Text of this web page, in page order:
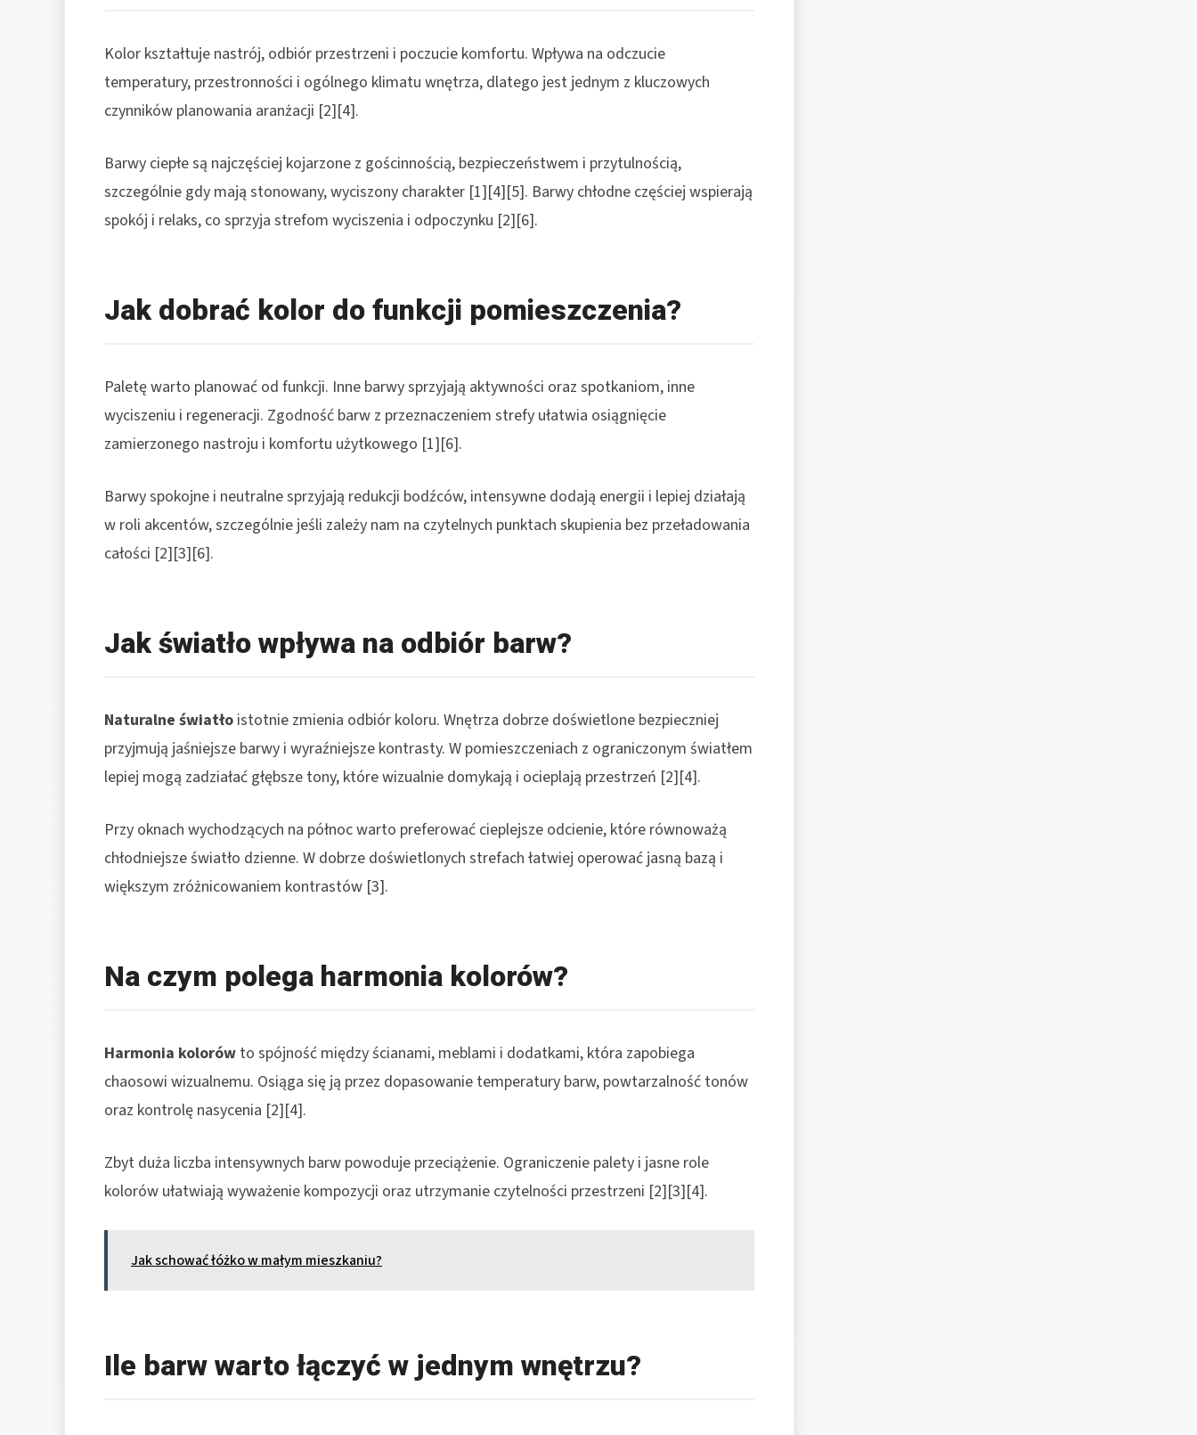
Kolor kształtuje nastrój, odbiór przestrzeni i poczucie komfortu. Wpływa na odczucie
temperatury, przestronności i ogólnego klimatu wnętrza, dlatego jest jednym z kluczowych
czynników planowania aranżacji [2][4].
Barwy ciepłe są najczęściej kojarzone z gościnnością, bezpieczeństwem i przytulnością,
szczególnie gdy mają stonowany, wyciszony charakter [1][4][5]. Barwy chłodne częściej wspierają
spokój i relaks, co sprzyja strefom wyciszenia i odpoczynku [2][6].
Jak dobrać kolor do funkcji pomieszczenia?
Paletę warto planować od funkcji. Inne barwy sprzyjają aktywności oraz spotkaniom, inne
wyciszeniu i regeneracji. Zgodność barw z przeznaczeniem strefy ułatwia osiągnięcie
zamierzonego nastroju i komfortu użytkowego [1][6].
Barwy spokojne i neutralne sprzyjają redukcji bodźców, intensywne dodają energii i lepiej działają
w roli akcentów, szczególnie jeśli zależy nam na czytelnych punktach skupienia bez przeładowania
całości [2][3][6].
Jak światło wpływa na odbiór barw?
Naturalne światło istotnie zmienia odbiór koloru. Wnętrza dobrze doświetlone bezpieczniej
przyjmują jaśniejsze barwy i wyraźniejsze kontrasty. W pomieszczeniach z ograniczonym światłem
lepiej mogą zadziałać głębsze tony, które wizualnie domykają i ocieplają przestrzeń [2][4].
Przy oknach wychodzących na północ warto preferować cieplejsze odcienie, które równoważą
chłodniejsze światło dzienne. W dobrze doświetlonych strefach łatwiej operować jasną bazą i
większym zróżnicowaniem kontrastów [3].
Na czym polega harmonia kolorów?
Harmonia kolorów to spójność między ścianami, meblami i dodatkami, która zapobiega
chaosowi wizualnemu. Osiąga się ją przez dopasowanie temperatury barw, powtarzalność tonów
oraz kontrolę nasycenia [2][4].
Zbyt duża liczba intensywnych barw powoduje przeciążenie. Ograniczenie palety i jasne role
kolorów ułatwiają wyważenie kompozycji oraz utrzymanie czytelności przestrzeni [2][3][4].
Jak schować łóżko w małym mieszkaniu?
Ile barw warto łączyć w jednym wnętrzu?